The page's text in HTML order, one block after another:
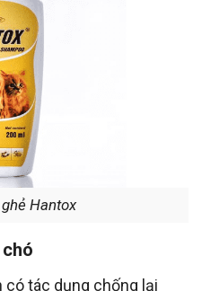
Hantox
có tác dụng chống lại